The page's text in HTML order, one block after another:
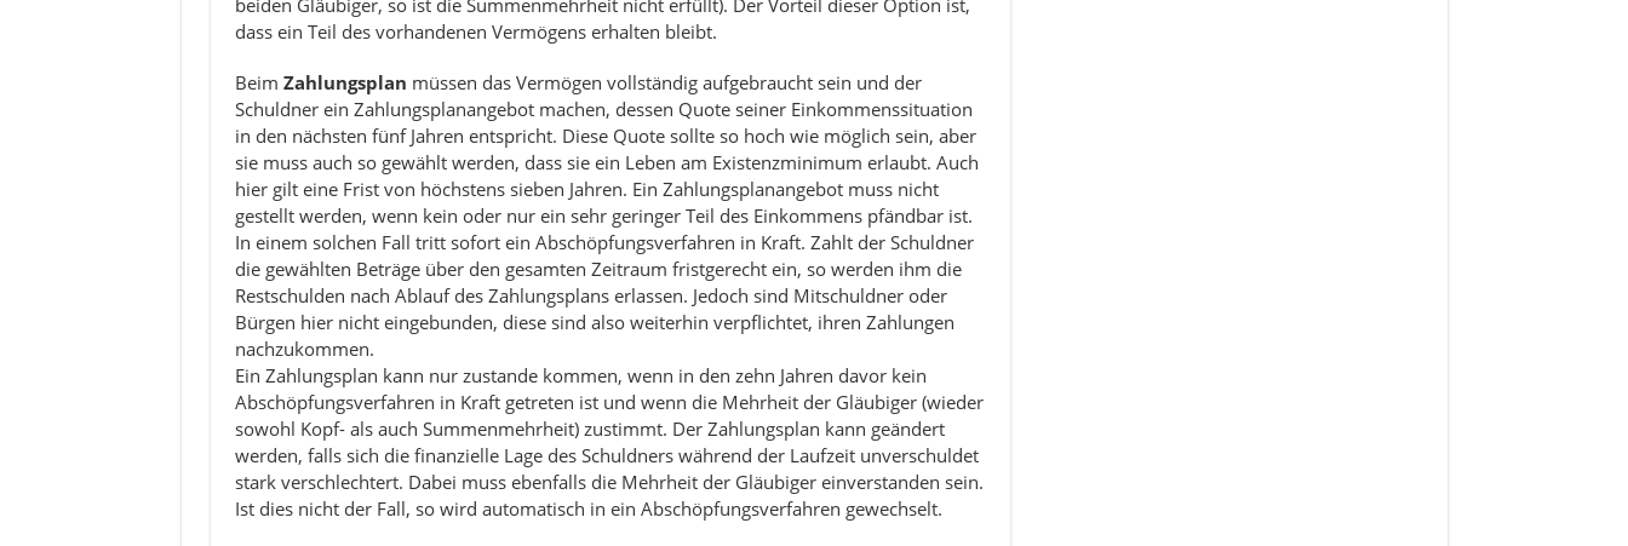
beiden Gläubiger, so ist die Summenmehrheit nicht erfüllt). Der Vorteil dieser Option ist,
dass ein Teil des vorhandenen Vermögens erhalten bleibt.
Beim Zahlungsplan müssen das Vermögen vollständig aufgebraucht sein und der
Schuldner ein Zahlungsplanangebot machen, dessen Quote seiner Einkommenssituation
in den nächsten fünf Jahren entspricht. Diese Quote sollte so hoch wie möglich sein, aber
sie muss auch so gewählt werden, dass sie ein Leben am Existenzminimum erlaubt. Auch
hier gilt eine Frist von höchstens sieben Jahren. Ein Zahlungsplanangebot muss nicht
gestellt werden, wenn kein oder nur ein sehr geringer Teil des Einkommens pfändbar ist.
In einem solchen Fall tritt sofort ein Abschöpfungsverfahren in Kraft. Zahlt der Schuldner
die gewählten Beträge über den gesamten Zeitraum fristgerecht ein, so werden ihm die
Restschulden nach Ablauf des Zahlungsplans erlassen. Jedoch sind Mitschuldner oder
Bürgen hier nicht eingebunden, diese sind also weiterhin verpflichtet, ihren Zahlungen
nachzukommen.
Ein Zahlungsplan kann nur zustande kommen, wenn in den zehn Jahren davor kein
Abschöpfungsverfahren in Kraft getreten ist und wenn die Mehrheit der Gläubiger (wieder
sowohl Kopf- als auch Summenmehrheit) zustimmt. Der Zahlungsplan kann geändert
werden, falls sich die finanzielle Lage des Schuldners während der Laufzeit unverschuldet
stark verschlechtert. Dabei muss ebenfalls die Mehrheit der Gläubiger einverstanden sein.
Ist dies nicht der Fall, so wird automatisch in ein Abschöpfungsverfahren gewechselt.